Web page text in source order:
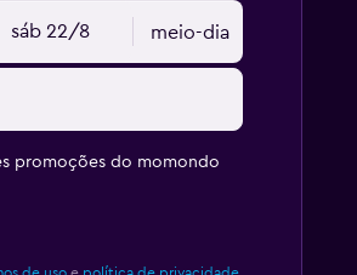
sáb 22/8 meio-dia
promoções do momondo